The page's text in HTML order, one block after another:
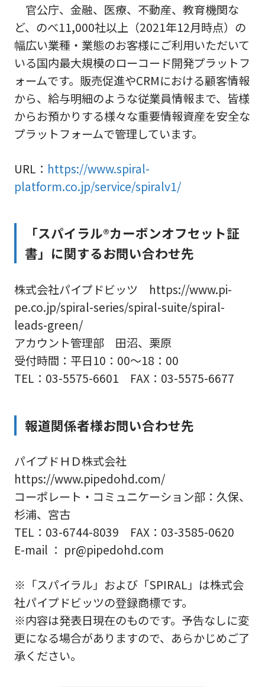
官公庁、金融、医療、不動産、教育機関な
ど、のべ11,000社以上（2021年12月時点）の
幅広い業種・業態のお客様にご利用いただいて
いる国内最大規模のローコード開発プラットフ
ォームです。販売促進やCRMにおける顧客情報
から、給与明細のような従業員情報まで、皆様
からお預かりする様々な重要情報資産を安全な
プラットフォームで管理しています。
URL： https://www.spiral-
platform.co.jp/service/spiralv1/
「スパイラル®カーボンオフセット証
書」に関するお問い合わせ先
株式会社パイプドビッツ https://www.pi-
pe.co.jp/spiral-series/spiral-suite/spiral-
leads-green/
アカウント管理部 田沼、栗原
受付時間：平日10：00～18：00
TEL：03-5575-6601 FAX：03-5575-6677
報道関係者様お問い合わせ先
パイプドＨＤ株式会社
https://www.pipedohd.com/
コーポレート・コミュニケーション部：久保、
杉浦、宮古
TEL：03-6744-8039 FAX：03-3585-0620
E-mail ： pr@pipedohd.com
※「スパイラル」および「SPIRAL」は株式会
社パイプドビッツの登録商標です。
※内容は発表日現在のものです。予告なしに変
更になる場合がありますので、あらかじめご了
承ください。